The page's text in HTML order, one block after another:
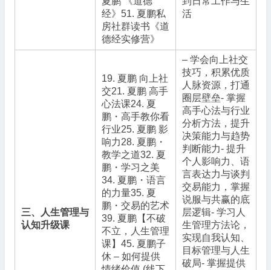
经》51. 夏鹏私
房社群读书《道
德经实修营》
活
三、人生管理与
认知升级课
19. 夏鹏 向上社
交21. 夏鹏 高手
心法课24. 夏
鹏・高手教你看
行业25. 夏鹏 影
响力28. 夏鹏・
教学之道32. 夏
鹏・学习之美
34. 夏鹏・语言
的力量35. 夏
鹏・交易的艺术
39. 夏鹏【不破
不立，人生管理
课】45. 夏鹏子
休 – 如何提供
– 学会向上社交
技巧，积累优质
人脉资源，打通
圈层壁垒- 掌握
高手心法与行业
分析方法，提升
决策能力与趋势
判断能力- 提升
个人影响力、语
言表达力与谈判
交易能力，掌握
说服与共赢的底
层逻辑- 学习人
生管理方法论，
实现自我认知、
目标管理与人生
破局- 掌握提供